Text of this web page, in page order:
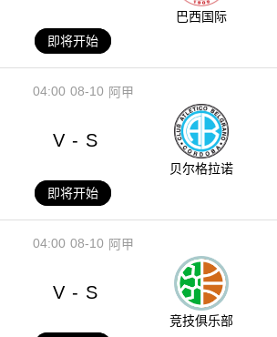
巴西国际
即将开始
08-10
04:00 阿甲
V - S
贝尔格拉诺
即将开始
08-10
04:00 阿甲
V - S
竞技俱乐部